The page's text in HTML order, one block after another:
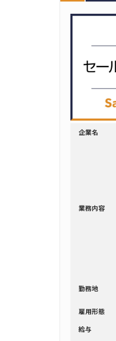
企業名
業務内容
勤務地
雇用形態
給与